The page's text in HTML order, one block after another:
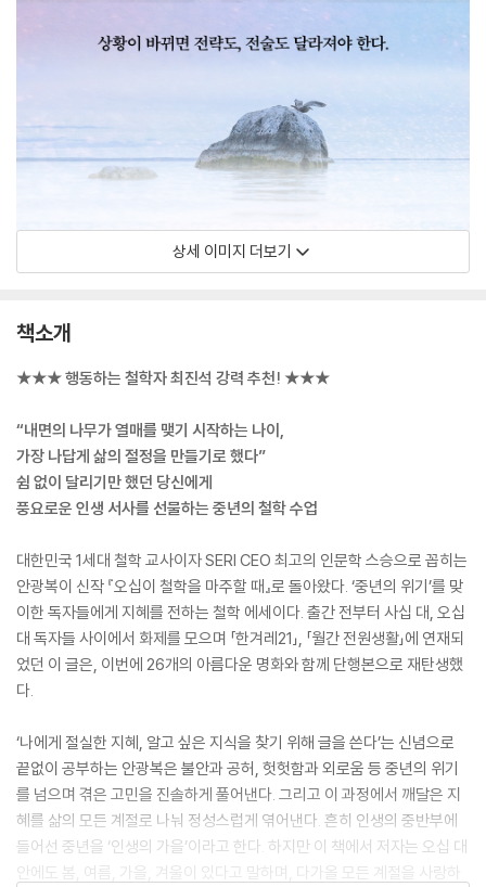
상세 이미지 더보기
책소개
★★★ 행동하는 철학자 최진석 강력 추천! ★★★
“내면의 나무가 열매를 맺기 시작하는 나이,
가장 나답게 삶의 절정을 만들기로 했다”
쉼 없이 달리기만 했던 당신에게
풍요로운 인생 서사를 선물하는 중년의 철학 수업
대한민국 1세대 철학 교사이자 SERI CEO 최고의 인문학 스승으로 꼽히는
안광복이 신작 『오십이 철학을 마주할 때』로 돌아왔다. ‘중년의 위기’를 맞
이한 독자들에게 지혜를 전하는 철학 에세이다. 출간 전부터 사십 대, 오십
대 독자들 사이에서 화제를 모으며 「한겨레21」, 「월간 전원생활」에 연재되
었던 이 글은, 이번에 26개의 아름다운 명화와 함께 단행본으로 재탄생했
다.
‘나에게 절실한 지혜, 알고 싶은 지식을 찾기 위해 글을 쓴다’는 신념으로
끝없이 공부하는 안광복은 불안과 공허, 헛헛함과 외로움 등 중년의 위기
를 넘으며 겪은 고민을 진솔하게 풀어낸다. 그리고 이 과정에서 깨달은 지
혜를 삶의 모든 계절로 나눠 정성스럽게 엮어낸다. 흔히 인생의 중반부에
들어선 중년을 ‘인생의 가을’이라고 한다. 하지만 이 책에서 저자는 오십 대
안에도 봄, 여름, 가을, 겨울이 있다고 말하며, 다가올 모든 계절을 사랑하